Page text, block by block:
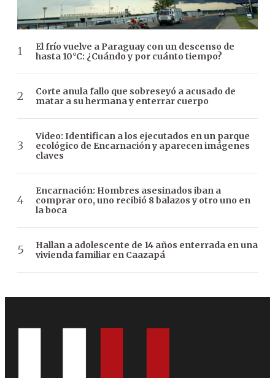
El frío vuelve a Paraguay con un descenso de
hasta 10°C: ¿Cuándo y por cuánto tiempo?
Corte anula fallo que sobreseyó a acusado de
matar a su hermana y enterrar cuerpo
Video: Identifican a los ejecutados en un parque
ecológico de Encarnación y aparecen imágenes
claves
Encarnación: Hombres asesinados iban a
comprar oro, uno recibió 8 balazos y otro uno en
la boca
Hallan a adolescente de 14 años enterrada en una
vivienda familiar en Caazapá